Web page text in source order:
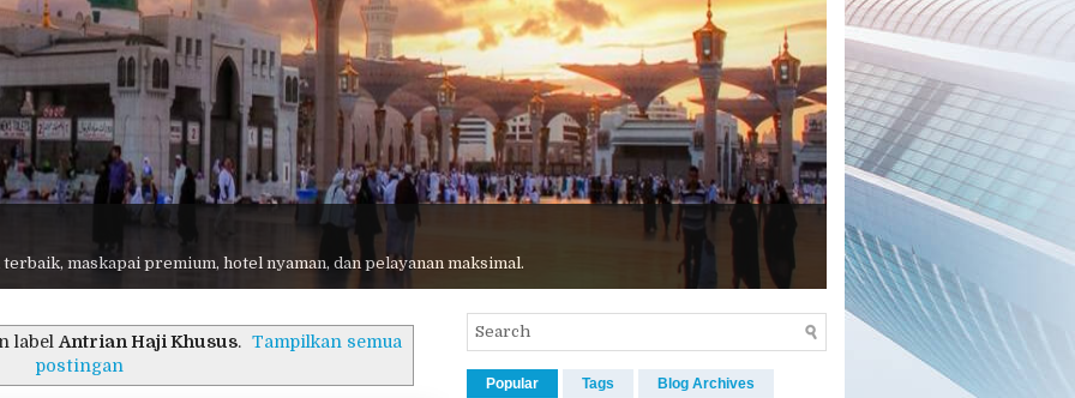
maskapai premium, hotel nyaman, dan pelayanan maksimal.
labelAntrian Haji Khusus​. Tampilkan semua
postingan
Popular Tags Blog Archives